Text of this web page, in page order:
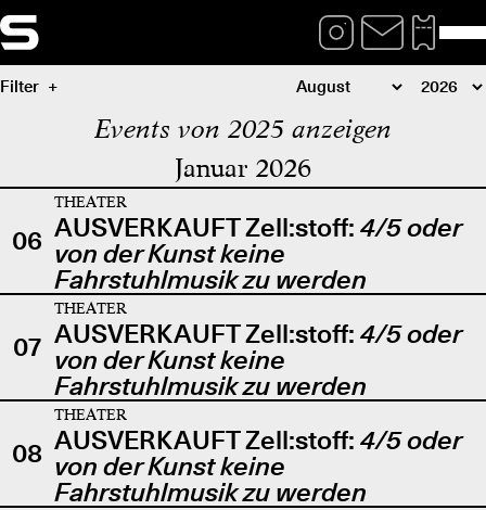
Filter
Events von 2025 anzeigen
Januar 2026
06
THEATER
AUSVERKAUFT Zell:stoff: 4/5 oder
von der Kunst keine
Fahrstuhlmusik zu werden
07
THEATER
AUSVERKAUFT Zell:stoff: 4/5 oder
von der Kunst keine
Fahrstuhlmusik zu werden
08
THEATER
AUSVERKAUFT Zell:stoff: 4/5 oder
von der Kunst keine
Fahrstuhlmusik zu werden